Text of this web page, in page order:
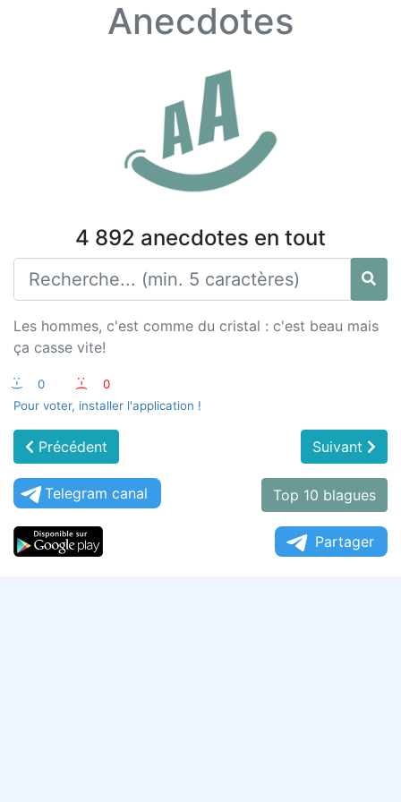
Anecdotes
4 892 anecdotes en tout
Les hommes, c'est comme du cristal : c'est beau mais
ça casse vite!
:-) 0 :-(
0
Pour voter, installer l'application !
Précédent Suivant
Telegram canal Top 10 blagues
Partager